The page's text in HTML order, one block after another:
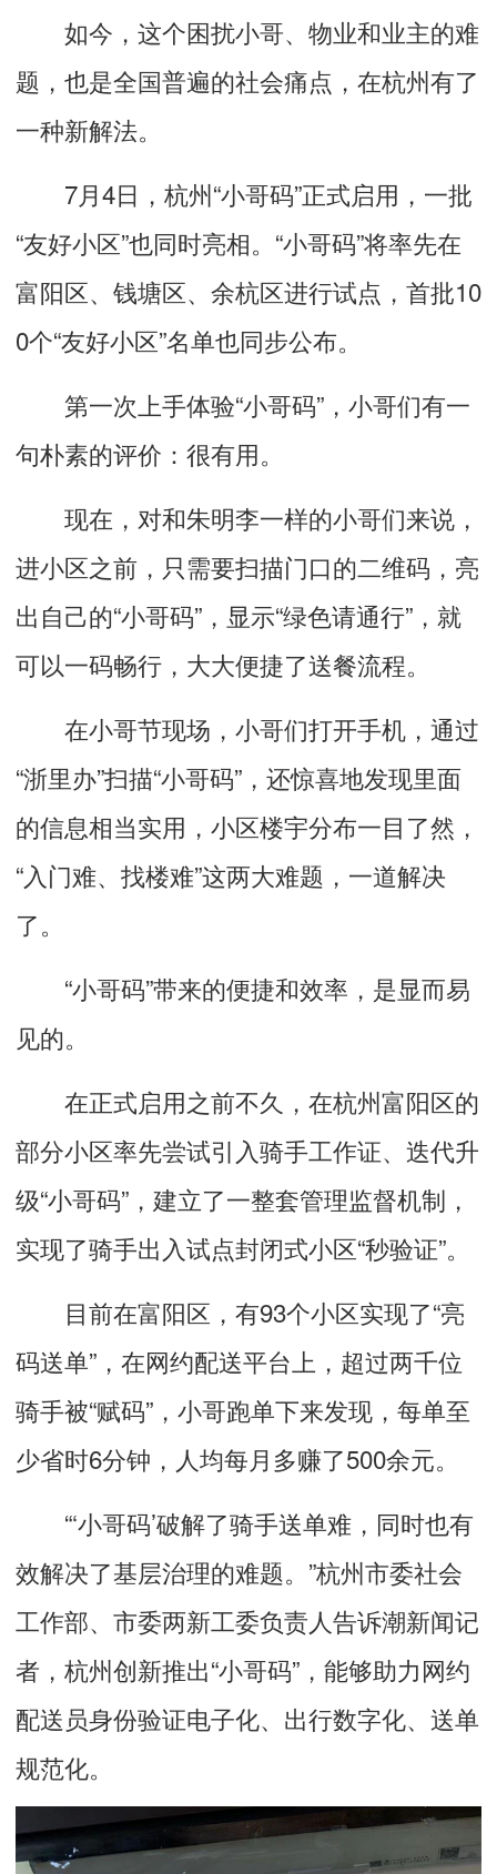
如今，这个困扰小哥、物业和业主的难
题，也是全国普遍的社会痛点，在杭州有了
一种新解法。
7月4日，杭州“小哥码”正式启用，一批
“友好小区”也同时亮相。“小哥码”将率先在
富阳区、钱塘区、余杭区进行试点，首批10
0个“友好小区”名单也同步公布。
第一次上手体验“小哥码”，小哥们有一
句朴素的评价：很有用。
现在，对和朱明李一样的小哥们来说，
进小区之前，只需要扫描门口的二维码，亮
出自己的“小哥码”，显示“绿色请通行”，就
可以一码畅行，大大便捷了送餐流程。
在小哥节现场，小哥们打开手机，通过
“浙里办”扫描“小哥码”，还惊喜地发现里面
的信息相当实用，小区楼宇分布一目了然，
“入门难、找楼难”这两大难题，一道解决
了。
“小哥码”带来的便捷和效率，是显而易
见的。
在正式启用之前不久，在杭州富阳区的
部分小区率先尝试引入骑手工作证、迭代升
级“小哥码”，建立了一整套管理监督机制，
实现了骑手出入试点封闭式小区“秒验证”。
目前在富阳区，有93个小区实现了“亮
码送单”，在网约配送平台上，超过两千位
骑手被“赋码”，小哥跑单下来发现，每单至
少省时6分钟，人均每月多赚了500余元。
“‘小哥码’破解了骑手送单难，同时也有
效解决了基层治理的难题。”杭州市委社会
工作部、市委两新工委负责人告诉潮新闻记
者，杭州创新推出“小哥码”，能够助力网约
配送员身份验证电子化、出行数字化、送单
规范化。